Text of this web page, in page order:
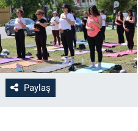
Paylaş